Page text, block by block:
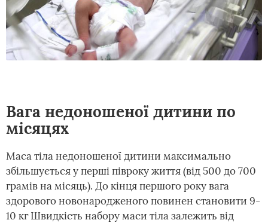
Вага недоношеної дитини по
місяцях
Маса тіла недоношеної дитини максимально
збільшується у перші півроку життя (від 500 до 700
грамів на місяць). До кінця першого року вага
здорового новонародженого повинен становити 9-
10 кг Швидкість набору маси тіла залежить від